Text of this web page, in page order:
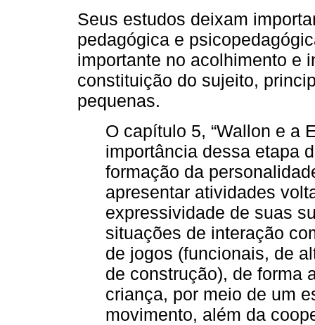
Seus estudos deixam
pedagógica e
importante no acolhimento e
constituição do sujeito,
pequenas.
O capítulo 5, “Wallon e a
importância dessa etapa
formação da
apresentar atividades
expressividade de suas
situações de interação
de jogos (funcionais, de
de construção), de forma
criança, por meio de um
movimento, além da